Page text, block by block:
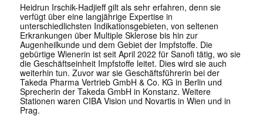
Heidrun Irschik-Hadjieff gilt als sehr erfahren, denn sie
verfügt über eine langjährige Expertise in
unterschiedlichsten Indikationsgebieten, von seltenen
Erkrankungen über Multiple Sklerose bis hin zur
Augenheilkunde und dem Gebiet der Impfstoffe. Die
gebürtige Wienerin ist seit April 2022 für Sanofi tätig, wo sie
die Geschäftseinheit Impfstoffe leitet. Dies wird sie auch
weiterhin tun. Zuvor war sie Geschäftsführerin bei der
Takeda Pharma Vertrieb GmbH & Co. KG in Berlin und
Sprecherin der Takeda GmbH in Konstanz. Weitere
Stationen waren CIBA Vision und Novartis in Wien und in
Prag.